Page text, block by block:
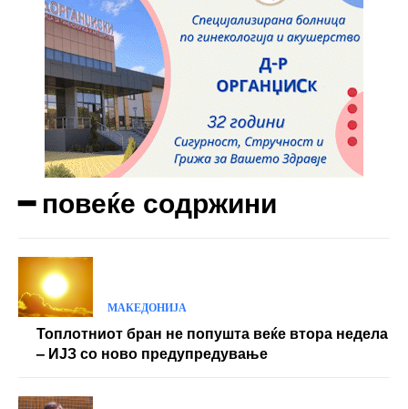
Etiam est nibh, lobortis sit
Praesent euismod ac
Ut mollis pellentesque tortor
Nullam eu erat condimentum
Donec quis est ac felis
Orci varius natoque dolor
Yearly pricing Monthly pricing
━ повеќе содржини
МАКЕДОНИЈА
Топлотниот бран не попушта веќе втора недела
– ИЈЗ со ново предупредување